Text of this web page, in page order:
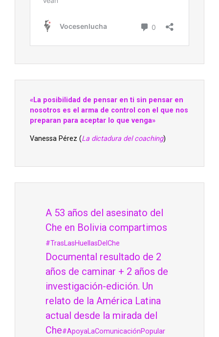
«La posibilidad de pensar en ti sin pensar en
nosotros es el arma de control con el que nos
preparan para aceptar lo que venga»
Vanessa Pérez (La dictadura del coaching)
A 53 años del asesinato del
Che en Bolivia compartimos
#TrasLasHuellasDelChe
Documental resultado de 2
años de caminar + 2 años de
investigación-edición. Un
relato de la América Latina
actual desde la mirada del
Che#ApoyaLaComunicaciónPopular